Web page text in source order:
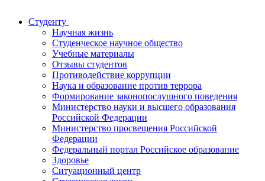
Студенту
Научная жизнь
Студенческое научное общество
Учебные материалы
Отзывы студентов
Противодействие коррупции
Наука и образование против террора
Формирование законопослушного поведения
Министерство науки и высшего образования
Российской Федерации
Министерство просвещения Российской
Федерации
Федеральный портал Российское образование
Здоровье
Ситуационный центр